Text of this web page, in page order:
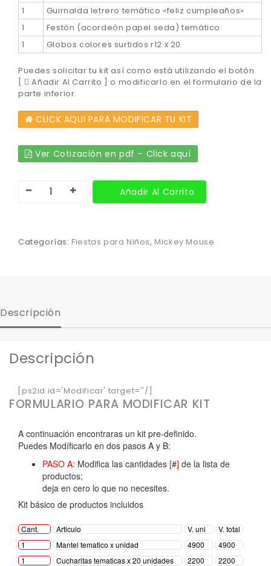
1
Guirnalda letrero temático «feliz cumpleaños»
1
Festón (acordeón papel seda) temático
1
Globos colores surtidos r12 x 20
Puedes solicitar tu kit así como está utilizando el botón
[
Añadir Al Carrito ] o modificarlo en el formulario de la
parte inferior.
CLICK AQUI PARA MODIFICAR TU KIT
Ver Cotización en pdf – Click aquí
Añadir Al Carrito
Categorías: Fiestas para Niños, Mickey Mouse
Descripción
Descripción
[ps2id id='Modificar' target=''/]
FORMULARIO PARA MODIFICAR KIT